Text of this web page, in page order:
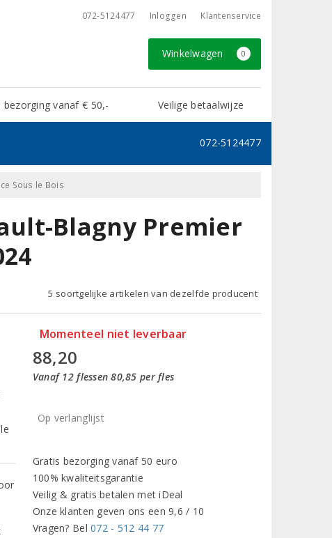
072-5124477 Inloggen Klantenservice
Winkelwagen 0
bezorging vanaf € 50,- Veilige betaalwijze
072-5124477
Sous le Bois
Blagny Premier
5 soortgelijke artikelen van dezelfde producent
Momenteel niet leverbaar
88,20
Vanaf 12 flessen 80,85 per fles
Op verlanglijst
Gratis bezorging vanaf 50 euro
100% kwaliteitsgarantie
Veilig & gratis betalen met iDeal
Onze klanten geven ons een 9,6 / 10
Vragen? Bel072 - 512 44 77